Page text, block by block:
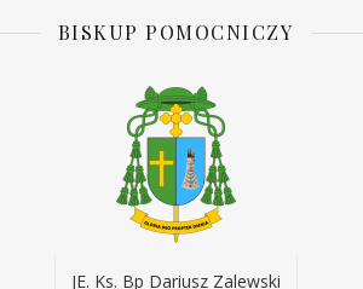
BISKUP POMOCNICZY
JE. Ks. Bp Dariusz Zalewski